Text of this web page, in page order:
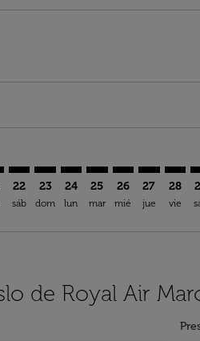
view-offers-disclaimer.
cmp-view-offers-disclaimer.
cmp-view-offers-
TTA–OSL: cmp-view-offers-
22
sáb
TTA–OSL: cmp-view-
23
dom
TTA–OSL: cmp-view-
24
lun
TTA–OSL: cmp-
25
mar
TTA–OSL:
26
mié
27
jue
28
vie
de Royal Air